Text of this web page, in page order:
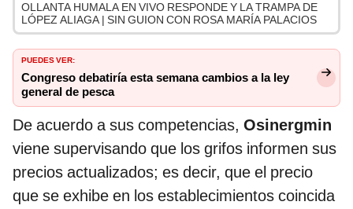
OLLANTA HUMALA EN VIVO RESPONDE Y LA TRAMPA DE
LÓPEZ ALIAGA | SIN GUION CON ROSA MARÍA PALACIOS
PUEDES VER:
Congreso debatiría esta semana cambios a la ley
general de pesca
De acuerdo a sus competencias, Osinergmin
viene supervisando que los grifos informen sus
precios actualizados; es decir, que el precio
que se exhibe en los establecimientos coincida